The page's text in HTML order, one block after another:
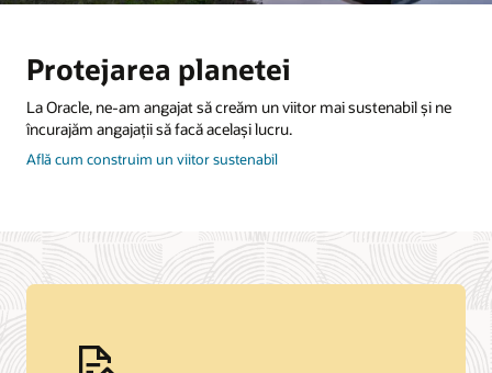
Protejarea planetei
La Oracle, ne-am angajat să creăm un viitor mai sustenabil și ne
încurajăm angajații să facă același lucru.
Află cum construim un viitor sustenabildespre
planeta